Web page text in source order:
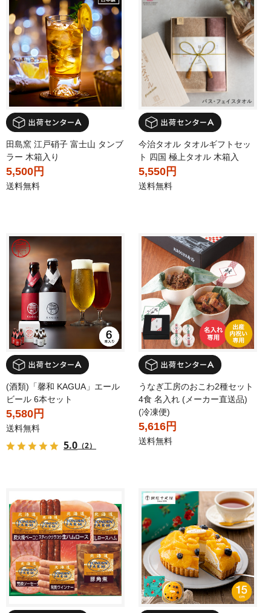
田島窯 江戸硝子 富士山 タンブ
ラー 木箱入り
5,500円
送料無料
今治タオル タオルギフトセッ
ト 四国 極上タオル 木箱入
5,550円
送料無料
(酒類)「馨和 KAGUA」エール
ビール 6本セット
5,580円
送料無料
5.0 （2）
うなぎ工房のおこわ2種セット
4食 名入れ (メーカー直送品)
(冷凍便)
5,616円
送料無料